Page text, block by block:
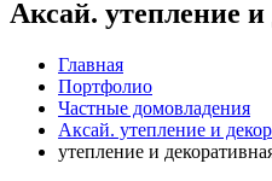
Аксай. утепление
Главная
Портфолио
Частные домовладения
Аксай. утепление и
утепление и